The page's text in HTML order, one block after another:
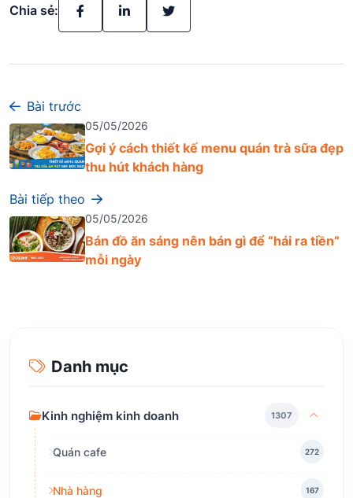
Chia sẻ:
Bài trước
05/05/2026
Gợi ý cách thiết kế menu quán trà sữa đẹp
thu hút khách hàng
Bài tiếp theo
05/05/2026
Bán đồ ăn sáng nên bán gì để “hái ra tiền”
mỗi ngày
Danh mục
Kinh nghiệm kinh doanh 1307
Quán cafe 272
Nhà hàng 167